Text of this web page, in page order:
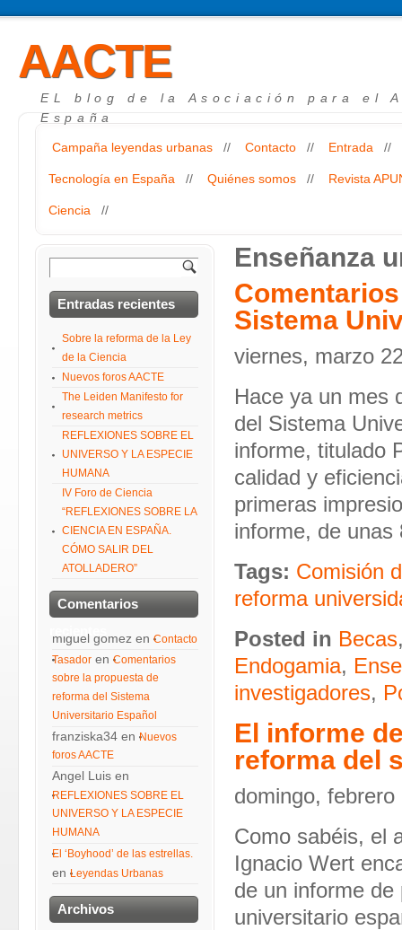
AACTE
EL blog de la Asociación para el
España
Campaña leyendas urbanas // Contacto // Entrada //
Tecnología en España // Quiénes somos // Revista
Ciencia //
Enseñanza
Sistema
viernes, marzo
Hace ya un mes
del Sistema
informe, titulado
calidad y
primeras
informe, de
Tags: Comisión
reforma
Posted in Becas
Endogamia,
investigadores,
El informe
reforma del
domingo, febrero
Como sabéis, el
Ignacio Wert
de un informe
universitario
Entradas recientes
Sobre la reforma de la Ley
de la Ciencia
Nuevos foros AACTE
The Leiden Manifesto for
research metrics
REFLEXIONES SOBRE EL
UNIVERSO Y LA ESPECIE
HUMANA
IV Foro de Ciencia
“REFLEXIONES SOBRE LA
CIENCIA EN ESPAÑA.
CÓMO SALIR DEL
ATOLLADERO”
Comentarios
recientes
miguel gomez en Contacto
Tasador en Comentarios
sobre la propuesta de
reforma del Sistema
Universitario Español
franziska34 en Nuevos
foros AACTE
Angel Luis en
REFLEXIONES SOBRE EL
UNIVERSO Y LA ESPECIE
HUMANA
El ‘Boyhood’ de las estrellas.
en Leyendas Urbanas
Archivos